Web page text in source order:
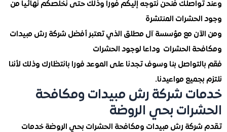
فنحن نتوجه إليكم فورا وذلك حتى نخلصكم نهائيا من
المنتشرة
مع مؤسسة آل مطلق الذي تعتبر أفضل شركة رش مبيدات
الحشرات وداعا لوجود الحشرات
بنا وسوف تجدنا على الموعد فورا بانتظارك وذلك لأننا
مواعيدنا.
شركة رش مبيدات ومكافحة
بحي الروضة
رش مبيدات ومكافحة الحشرات بحي الروضة خدمات